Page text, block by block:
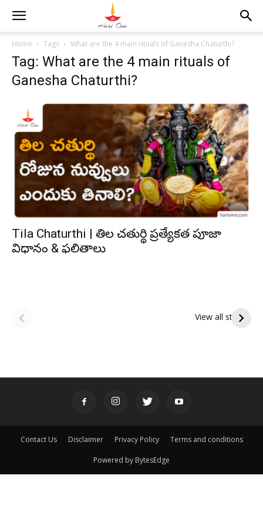
Home Tags What are the 4 main rituals of Ganesha Chaturthi?
Tag: What are the 4 main rituals of
Ganesha Chaturthi?
Tila Chaturthi | తిల చతుర్థి ప్రత్యేకత పూజా
విధానం & ఫలితాలు
View all stories
పితృదేవతల ఆశీర్వాదం
ఇంద్రకీలాద్రి గిరి ప్రదక్షిణ
Contact Us Disclaimer Privacy Policy Terms and conditions
Powered by BytesEdge